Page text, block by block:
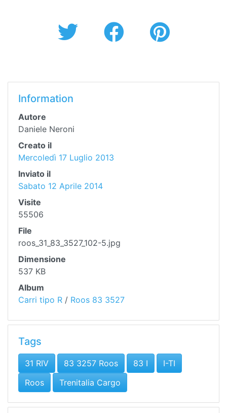
Information
Autore
Daniele Neroni
Creato il
Mercoledì 17 Luglio 2013
Inviato il
Sabato 12 Aprile 2014
Visite
55506
File
roos_31_83_3527_102-5.jpg
Dimensione
537 KB
Album
Carri tipo R / Roos 83 3527
Tags
31 RIV 83 3257 Roos 83 I
I-TI
Roos
Trenitalia Cargo